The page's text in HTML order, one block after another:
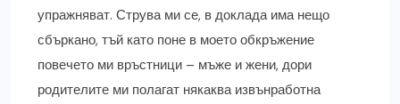
упражняват. Струва ми се, в доклада има нещо
сбъркано, тъй като поне в моето обкръжение
повечето ми връстници – мъже и жени, дори
родителите ми полагат някаква извънработна